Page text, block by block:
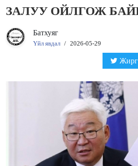
ЗАЛУУ ОЙЛГОЖ
Батхуяг
Үйл явдал / 2026-05-29